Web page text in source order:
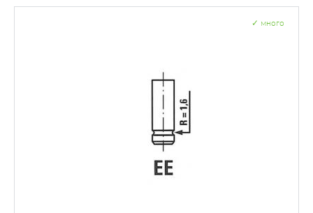
много
Дисковой шарнир